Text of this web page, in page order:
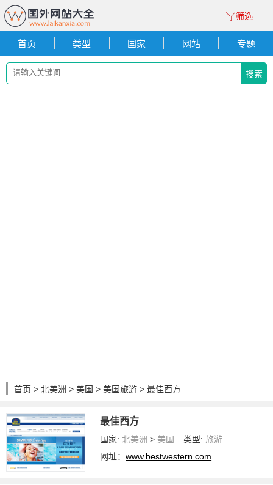
筛选
首页 类型 国家 网站 专题
搜索
首页 > 北美洲 > 美国 > 美国旅游 > 最佳西方
最佳西方
国家: 北美洲 > 美国 类型: 旅游
网址：www.bestwestern.com